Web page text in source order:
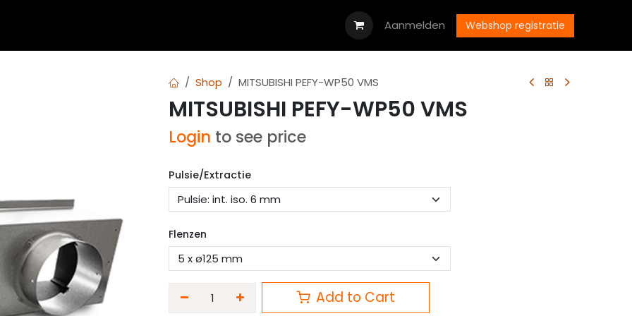
Vacatures Neem contact op met ons
Aanmelden Webshop registratie
Shop MITSUBISHI PEFY-WP50 VMS
MITSUBISHI PEFY-WP50 VMS
Login to see price
Pulsie/Extractie
Flenzen
Add to Cart